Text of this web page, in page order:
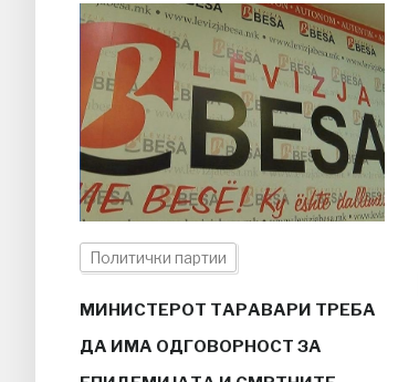
Политички партии
МИНИСТЕРОТ ТАРАВАРИ ТРЕБА
ДА ИМА ОДГОВОРНОСТ ЗА